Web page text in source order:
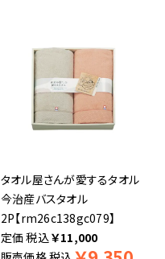
タオル屋さんが愛するタオル
今治産バスタオル
2P【rm26c138gc079】
税込￥11,000